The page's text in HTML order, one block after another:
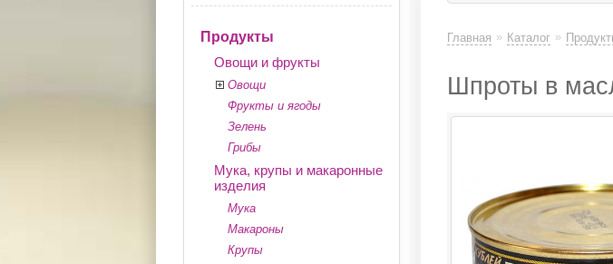
Продукты
Овощи и фрукты
Овощи
Фрукты и ягоды
Зелень
Грибы
Мука, крупы и макаронные
изделия
Мука
Макароны
Крупы
Главная » Каталог »
Шпроты в